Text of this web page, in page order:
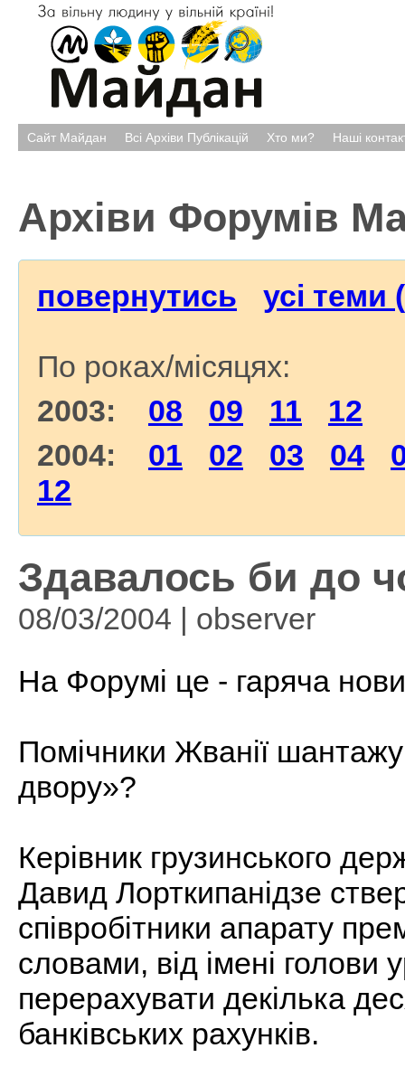
Сайт Майдан Всі Архіви Публікацій Хто ми? Наші
Архіви Форумів
повернутись усі теми
По роках/місяцях:
2003: 08 09 11
12
2004: 01 02 03 04
12
Здавалось би до
08/03/2004 | observer
На Форумі це - гаряча
Помічники Жванії
двору»?
Керівник грузинського
Давид Лорткипанідзе
співробітники апарату
словами, від імені голови
перерахувати декілька
банківських рахунків.